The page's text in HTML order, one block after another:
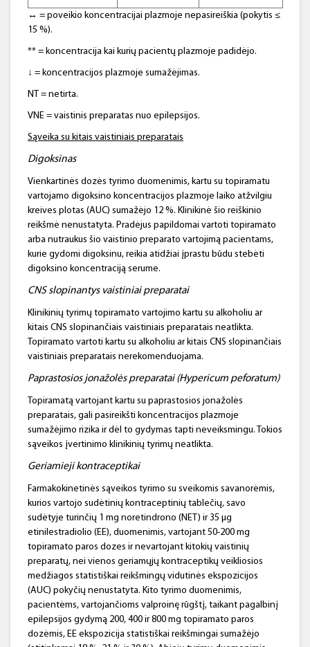
↔ = poveikio koncentracijai plazmoje nepasireiškia (pokytis ≤
15 %).
** = koncentracija kai kurių pacientų plazmoje padidėjo.
↓ = koncentracijos plazmoje sumažėjimas.
NT = netirta.
VNE = vaistinis preparatas nuo epilepsijos.
Sąveika su kitais vaistiniais preparatais
Digoksinas
Vienkartinės dozės tyrimo duomenimis, kartu su topiramatu
vartojamo digoksino koncentracijos plazmoje laiko atžvilgiu
kreives plotas (AUC) sumažėjo 12 %. Klinikinė šio reiškinio
reikšmė nenustatyta. Pradėjus papildomai vartoti topiramato
arba nutraukus šio vaistinio preparato vartojimą pacientams,
kurie gydomi digoksinu, reikia atidžiai įprastu būdu stebėti
digoksino koncentraciją serume.
CNS slopinantys vaistiniai preparatai
Klinikinių tyrimų topiramato vartojimo kartu su alkoholiu ar
kitais CNS slopinančiais vaistiniais preparatais neatlikta.
Topiramato vartoti kartu su alkoholiu ar kitais CNS slopinančiais
vaistiniais preparatais nerekomenduojama.
Paprastosios jonažolės preparatai (Hypericum peforatum)
Topiramatą vartojant kartu su paprastosios jonažolės
preparatais, gali pasireikšti koncentracijos plazmoje
sumažėjimo rizika ir dėl to gydymas tapti neveiksmingu. Tokios
sąveikos įvertinimo klinikinių tyrimų neatlikta.
Geriamieji kontraceptikai
Farmakokinetinės sąveikos tyrimo su sveikomis savanorėmis,
kurios vartojo sudėtinių kontraceptinių tablečių, savo
sudėtyje turinčių 1 mg noretindrono (NET) ir 35 μg
etinilestradiolio (EE), duomenimis, vartojant 50-200 mg
topiramato paros dozes ir nevartojant kitokių vaistinių
preparatų, nei vienos geriamųjų kontraceptikų veikliosios
medžiagos statistiškai reikšmingų vidutinės ekspozicijos
(AUC) pokyčių nenustatyta. Kito tyrimo duomenimis,
pacientėms, vartojančioms valproinę rūgštį, taikant pagalbinį
epilepsijos gydymą 200, 400 ir 800 mg topiramato paros
dozėmis, EE ekspozicija statistiškai reikšmingai sumažėjo